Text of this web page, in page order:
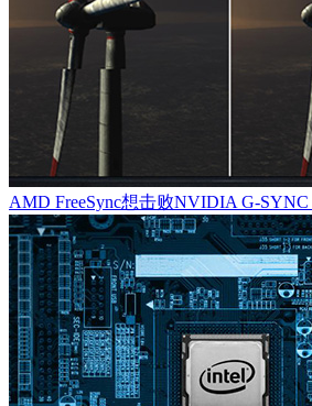
AMD FreeSync想击败NVIDIA G-